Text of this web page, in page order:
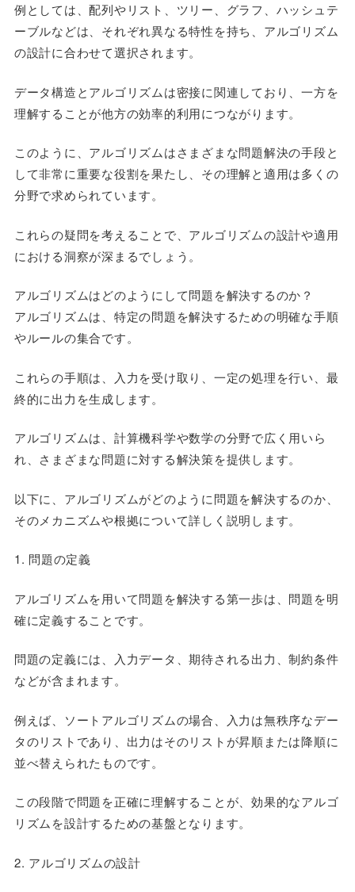
例としては、配列やリスト、ツリー、グラフ、ハッシュテ
ーブルなどは、それぞれ異なる特性を持ち、アルゴリズム
の設計に合わせて選択されます。
データ構造とアルゴリズムは密接に関連しており、一方を
理解することが他方の効率的利用につながります。
このように、アルゴリズムはさまざまな問題解決の手段と
して非常に重要な役割を果たし、その理解と適用は多くの
分野で求められています。
これらの疑問を考えることで、アルゴリズムの設計や適用
における洞察が深まるでしょう。
アルゴリズムはどのようにして問題を解決するのか？
アルゴリズムは、特定の問題を解決するための明確な手順
やルールの集合です。
これらの手順は、入力を受け取り、一定の処理を行い、最
終的に出力を生成します。
アルゴリズムは、計算機科学や数学の分野で広く用いら
れ、さまざまな問題に対する解決策を提供します。
以下に、アルゴリズムがどのように問題を解決するのか、
そのメカニズムや根拠について詳しく説明します。
1. 問題の定義
アルゴリズムを用いて問題を解決する第一歩は、問題を明
確に定義することです。
問題の定義には、入力データ、期待される出力、制約条件
などが含まれます。
例えば、ソートアルゴリズムの場合、入力は無秩序なデー
タのリストであり、出力はそのリストが昇順または降順に
並べ替えられたものです。
この段階で問題を正確に理解することが、効果的なアルゴ
リズムを設計するための基盤となります。
2. アルゴリズムの設計